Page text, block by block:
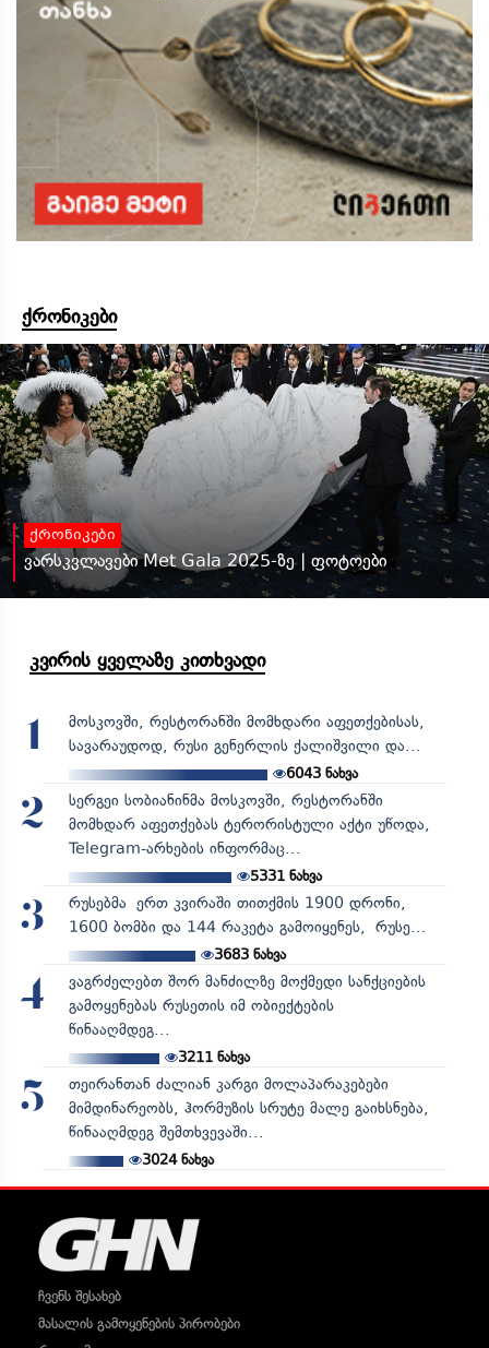
ქრონიკები
ქრონიკები
ვარსკვლავები Met Gala 2025-ზე | ფოტოები
კვირის ყველაზე კითხვადი
1
მოსკოვში, რესტორანში მომხდარი აფეთქებისას,
სავარაუდოდ, რუსი გენერლის ქალიშვილი და...
6043 ნახვა
2
სერგეი სობიანინმა მოსკოვში, რესტორანში
მომხდარ აფეთქებას ტერორისტული აქტი უწოდა,
Telegram-არხების ინფორმაც...
5331ნახვა
3
რუსებმა ერთ კვირაში თითქმის 1900 დრონი,
1600 ბომბი და 144 რაკეტა გამოიყენეს, რუსე...
3683ნახვა
4
ვაგრძელებთ შორ მანძილზე მოქმედი სანქციების
გამოყენებას რუსეთის იმ ობიექტების
წინააღმდეგ...
3211ნახვა
5
თეირანთან ძალიან კარგი მოლაპარაკებები
მიმდინარეობს, ჰორმუზის სრუტე მალე გაიხსნება,
წინააღმდეგ შემთხვევაში...
3024ნახვა
ჩვენს შესახებ
მასალის გამოყენების პირობები